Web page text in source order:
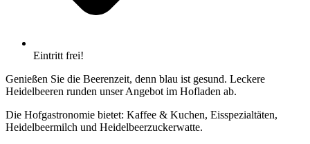
Eintritt frei!
Genießen Sie die Beerenzeit, denn blau ist gesund. Leckere
Heidelbeeren runden unser Angebot im Hofladen ab.
Die Hofgastronomie bietet: Kaffee & Kuchen, Eisspezialtäten,
Heidelbeermilch und Heidelbeerzuckerwatte.